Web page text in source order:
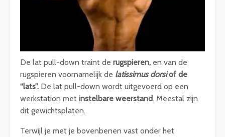
De lat pull-down traint de rugspieren, en van de
rugspieren voornamelijk de latissimus dorsiof de
“lats”. De lat pull-down wordt uitgevoerd op een
werkstation met instelbare weerstand. Meestal zijn
dit gewichtsplaten.
Terwijl je met je bovenbenen vast onder het